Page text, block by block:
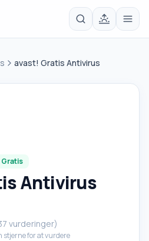
avast! Gratis Antivirus
Gratis
Antivirus
vurderinger)
stjerne for at vurdere